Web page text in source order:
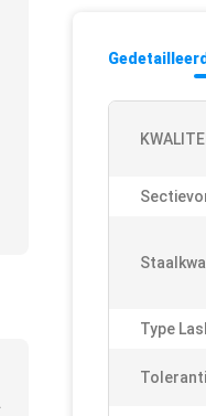
Type